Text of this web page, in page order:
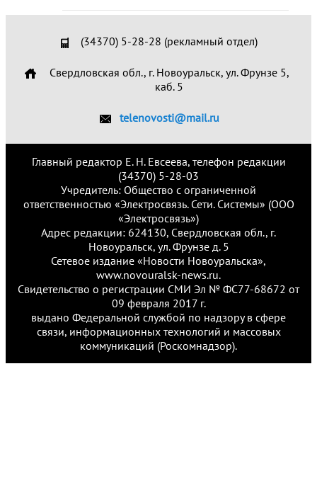
(34370) 5-28-28 (рекламный отдел)
Свердловская обл., г. Новоуральск, ул. Фрунзе 5,
каб. 5
telenovosti@mail.ru
Главный редактор Е. Н. Евсеева, телефон редакции
(34370) 5-28-03
Учредитель: Общество с ограниченной
ответственностью «Электросвязь. Сети. Системы» (ООО
«Электросвязь»)
Адрес редакции: 624130, Свердловская обл., г.
Новоуральск, ул. Фрунзе д. 5
Сетевое издание «Новости Новоуральска»,
www.novouralsk-news.ru.
Свидетельство о регистрации СМИ Эл № ФС77-68672 от
09 февраля 2017 г.
выдано Федеральной службой по надзору в сфере
связи, информационных технологий и массовых
коммуникаций (Роскомнадзор).